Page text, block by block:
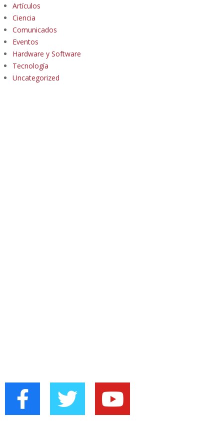
Artículos
Ciencia
Comunicados
Eventos
Hardware y Software
Tecnología
Uncategorized